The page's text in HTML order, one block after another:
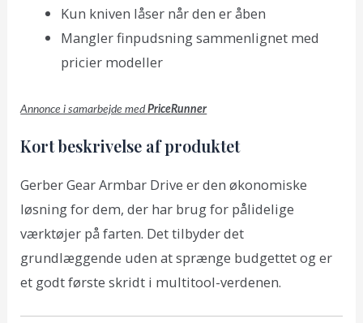
Kun kniven låser når den er åben
Mangler finpudsning sammenlignet med
pricier modeller
Annonce i samarbejde medPriceRunner
Kort beskrivelse af produktet
Gerber Gear Armbar Drive er den økonomiske
løsning for dem, der har brug for pålidelige
værktøjer på farten. Det tilbyder det
grundlæggende uden at sprænge budgettet og er
et godt første skridt i multitool-verdenen.